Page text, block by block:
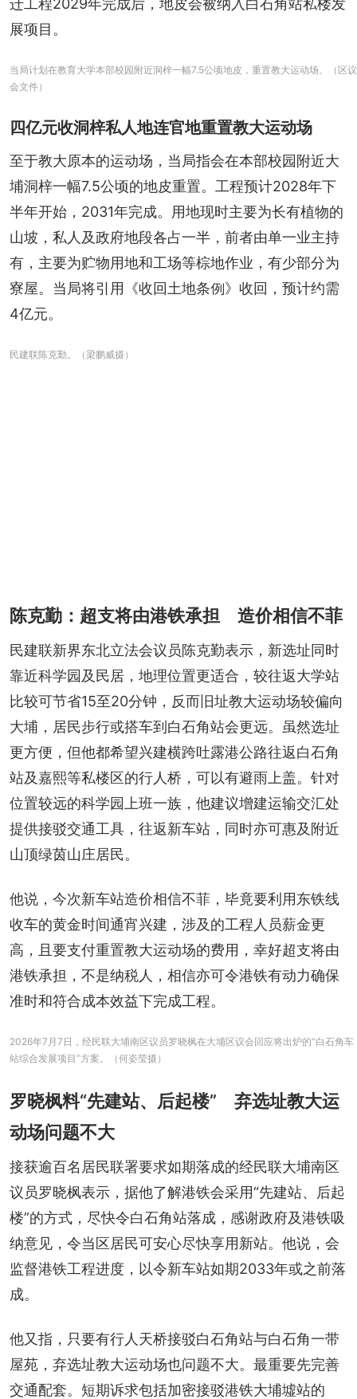
迁工程2029年完成后，地皮会被纳入白石角站私楼发
展项目。
当局计划在教育大学本部校园附近洞梓一幅7.5公顷地皮，重置教大运动场。（区议
会文件）
四亿元收洞梓私人地连官地重置教大运动场
至于教大原本的运动场，当局指会在本部校园附近大
埔洞梓一幅7.5公顷的地皮重置。工程预计2028年下
半年开始，2031年完成。用地现时主要为长有植物的
山坡，私人及政府地段各占一半，前者由单一业主持
有，主要为贮物用地和工场等棕地作业，有少部分为
寮屋。当局将引用《收回土地条例》收回，预计约需
4亿元。
民建联陈克勤。（梁鹏威摄）
陈克勤：超支将由港铁承担 造价相信不菲
民建联新界东北立法会议员陈克勤表示，新选址同时
靠近科学园及民居，地理位置更适合，较往返大学站
比较可节省15至20分钟，反而旧址教大运动场较偏向
大埔，居民步行或搭车到白石角站会更远。虽然选址
更方便，但他都希望兴建横跨吐露港公路往返白石角
站及嘉熙等私楼区的行人桥，可以有避雨上盖。针对
位置较远的科学园上班一族，他建议增建运输交汇处
提供接驳交通工具，往返新车站，同时亦可惠及附近
山顶绿茵山庄居民。
他说，今次新车站造价相信不菲，毕竟要利用东铁线
收车的黄金时间通宵兴建，涉及的工程人员薪金更
高，且要支付重置教大运动场的费用，幸好超支将由
港铁承担，不是纳税人，相信亦可令港铁有动力确保
准时和符合成本效益下完成工程。
2026年7月7日，经民联大埔南区议员罗晓枫在大埔区议会回应将出炉的“白石角车
站综合发展项目”方案。（何姿莹摄）
罗晓枫料“先建站、后起楼” 弃选址教大运
动场问题不大
接获逾百名居民联署要求如期落成的经民联大埔南区
议员罗晓枫表示，据他了解港铁会采用“先建站、后起
楼”的方式，尽快令白石角站落成，感谢政府及港铁吸
纳意见，令当区居民可安心尽快享用新站。他说，会
监督港铁工程进度，以令新车站如期2033年或之前落
成。
他又指，只要有行人天桥接驳白石角站与白石角一带
屋苑，弃选址教大运动场也问题不大。最重要先完善
交通配套。短期诉求包括加密接驳港铁大埔墟站的